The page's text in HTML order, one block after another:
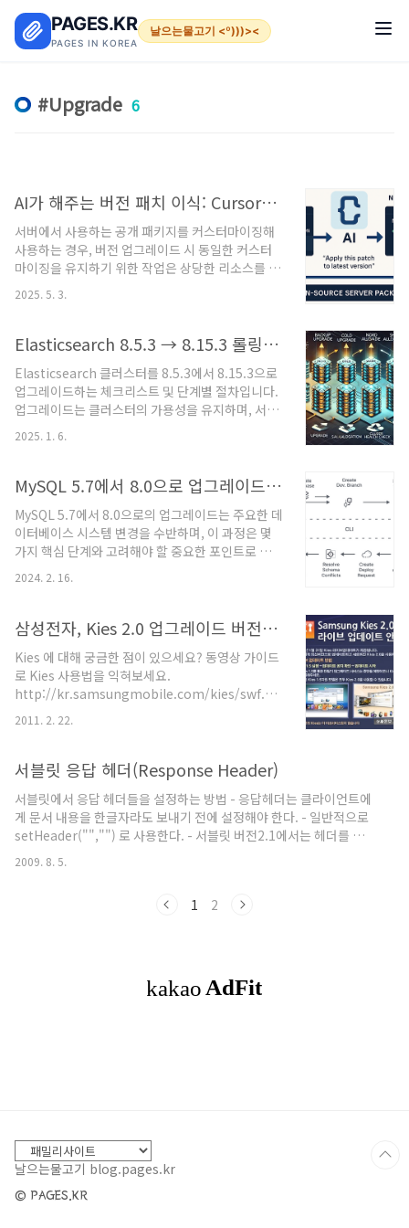
PAGES.KR
PAGES IN KOREA
날으는물고기 <º)))><
Upgrade 6
AI가 해주는 버전 패치 이식: Cursor로 커스텀 코드 자동 적용하는 법
서버에서 사용하는 공개 패키지를 커스터마이징해
사용하는 경우, 버전 업그레이드 시 동일한 커스터
마이징을 유지하기 위한 작업은 상당한 리소스를 요
구합니다. 이 문제를 해결하기 위해 AI를 활용해 커
스터마이징 패치를 자동화하는 방안입니다.1. 상황
사용많은 서버 애플리케이션은 Nginx, Redis,
진 패키지를 기반으로 구성됩니다. 때로는 보안, 성
능, 기능상의 이유로 소스코드를 직접 수정하거나
패치를 적용해 사용하는 경우가 있습니다.특정
HTTP 헤더를 처리하는 방식 변경고정된 파일 경로
음과 ..
2025. 5. 3.
Elasticsearch 8.5.3 → 8.15.3 롤링 업그레이드 체크리스트 및 단계별 절차
Elasticsearch 클러스터를 8.5.3에서 8.15.3으로
업그레이드하는 체크리스트 및 단계별 절차입니다.
업그레이드는 클러스터의 가용성을 유지하며, 서비
스 중단 없이 진행할 수 있도록 롤링 업그레이드 방
식을 사용합니다. 각 단계는 사전 준비, 업그레이드
드 전 기본 체크1.1 클러스터 상태 및 사전 체크클러
스터 상태 확인: green 상태인지 확인합니다. 클러
스터 상태가 yellow 또는 red일 경우 업그레이드를
진행하기 전 문제를 해결해야 합니다.curl -X GET
"localhost:9200/_cluster/health?pretty"백
업 수행: 예상치 못한 데이터 손실을 방지하기 위해
2025. 1. 6.
MySQL 5.7에서 8.0으로 업그레이드 과정 및 준비사항
MySQL 5.7에서 8.0으로의 업그레이드는 주요한 데
이터베이스 시스템 변경을 수반하며, 이 과정은 몇
가지 핵심 단계와 고려해야 할 중요한 포인트로 구
성됩니다. 아래에서는 이 업그레이드 과정의 기본
배경, 주요 단계, 예상되는 도전 과제 및 이를 해결하
MySQL 8.0은 여러 새로운 기능과 개선사항을 제공
합니다. 이는 보안 강화, 쿼리 실행 최적화, 새로운
데이터 타입의 지원, JSON 확장 및 성능 개선을 포
함합니다. 또한, MySQL 8.0은 새로운 기본 문자 세
트인 utf8mb4로의 전환을 포함하여, 국제화 및 다
양한 언어 지원 면에서도 개선을 제공합니다. 업그
2024. 2. 16.
삼성전자, Kies 2.0 업그레이드 버전 출시
Kies 에 대해 궁금한 점이 있으세요? 동영상 가이드
로 Kies 사용법을 익혀보세요.
http://kr.samsungmobile.com/kies/swf.html
http://kr.samsungmobile.com/service/support/faq/faq.list.do?
2011. 2. 22.
서블릿 응답 헤더(Response Header)
서블릿에서 응답 헤더들을 설정하는 방법 - 응답헤더는 클라이언트에
게 문서 내용을 한글자라도 보내기 전에 설정해야 한다. - 일반적으로
setHeader("","") 로 사용한다. - 서블릿 버전2.1에서는 헤더를 설정
지되면서 새로운 해더가 추가되는 형식이 였다. 하지만 서블릿 버전
원하며, 같은 이름으로 추가는 addHeader("","")로 하면 된다.
2009. 8. 5.
1 2
날으는물고기 blog.pages.kr
© PAGES.KR